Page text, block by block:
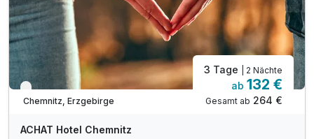
Verfügbar bis November
Chemnitz, Erzgebirge
3 Tage | 2 Nächte
ab 132 €
Gesamt ab 264 €
ACHAT Hotel Chemnitz